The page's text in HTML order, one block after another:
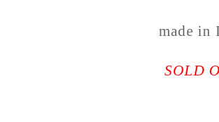
made in
SOLD